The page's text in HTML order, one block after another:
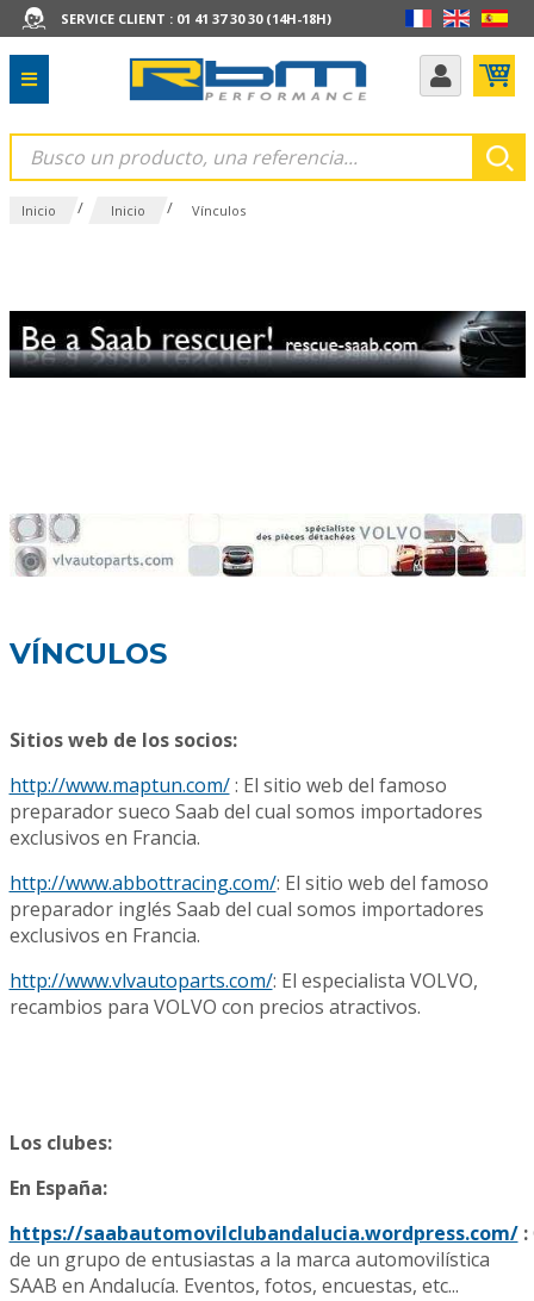
SERVICE CLIENT : 01 41 37 30 30 (14H-18H)
Inicio / Inicio / Vínculos
VÍNCULOS
Sitios web de los socios:
http://www.maptun.com/: El sitio web del famoso
preparador sueco Saab del cual somos importadores
exclusivos en Francia.
http://www.abbottracing.com/: El sitio web del famoso
preparador inglés Saab del cual somos importadores
exclusivos en Francia.
http://www.vlvautoparts.com/: El especialista VOLVO,
recambios para VOLVO con precios atractivos.
Los clubes:
En España:
https://saabautomovilclubandalucia.wordpress.com/:
de un grupo de entusiastas a la marca automovilística
SAAB en Andalucía. Eventos, fotos, encuestas, etc...